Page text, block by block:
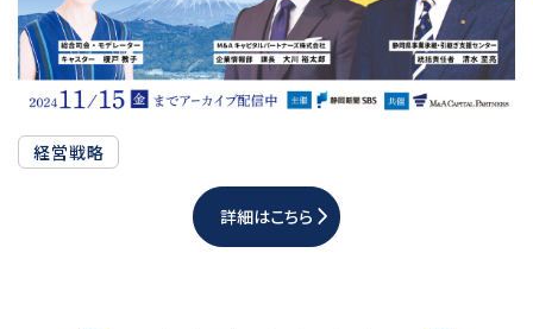
経営戦略
詳細はこちら